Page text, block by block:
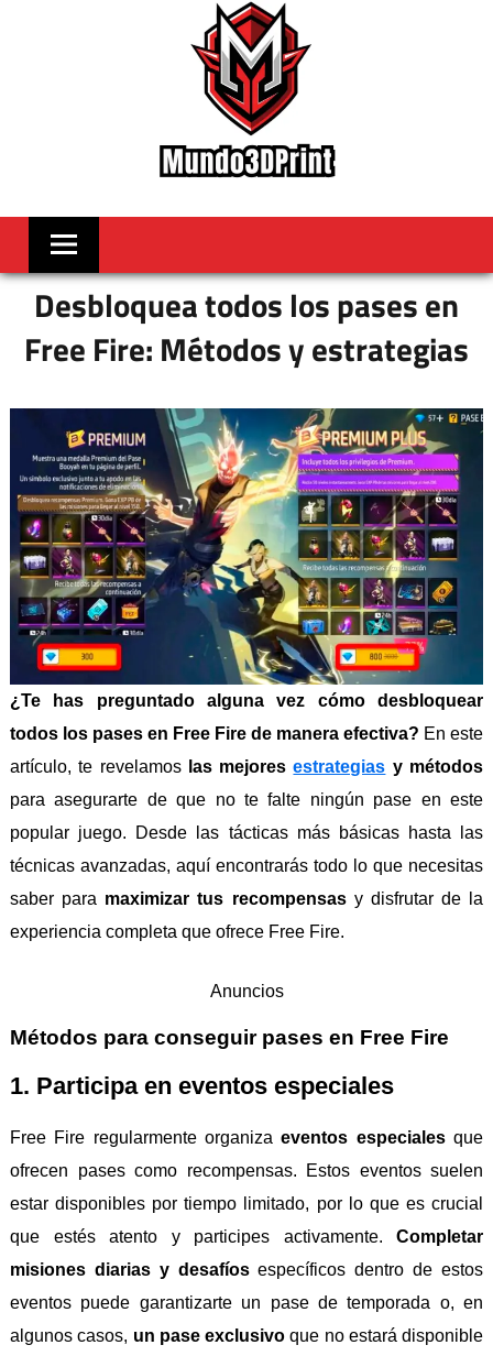
masDesbloquea todos los pases en
Free Fire: Métodos y estrategias
¿Te has preguntado alguna vez cómo desbloquear
todos los pases en Free Fire de manera efectiva? En este
artículo, te revelamos las mejoresestrategias y métodos
para asegurarte de que no te falte ningún pase en este
popular juego. Desde las tácticas más básicas hasta las
técnicas avanzadas, aquí encontrarás todo lo que necesitas
saber para maximizar tus recompensasy disfrutar de la
experiencia completa que ofrece Free Fire.
Anuncios
Métodos para conseguir pases en Free Fire
1. Participa en eventos especiales
Free Fire regularmente organizaeventos especialesque
ofrecen pases como recompensas. Estos eventos suelen
estar disponibles por tiempo limitado, por lo que es crucial
que estés atento y participes activamente. Completar
misiones diarias y desafíosespecíficos dentro de estos
eventos puede garantizarte un pase de temporada o, en
algunos casos, un pase exclusivo que no estará disponible